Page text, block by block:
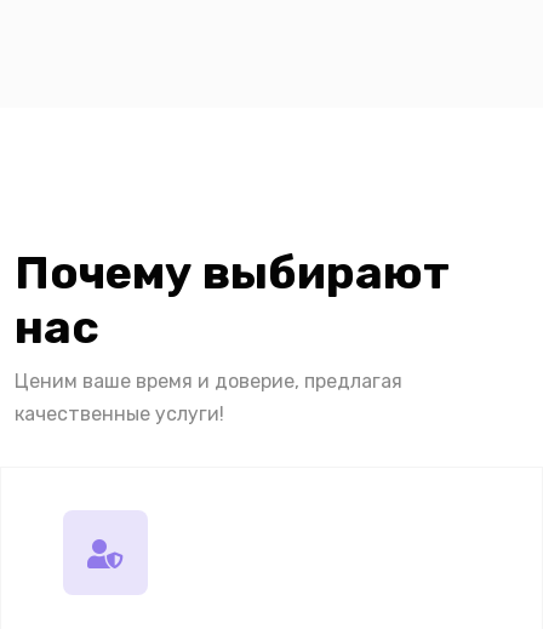
Почему выбирают
нас
Ценим ваше время и доверие, предлагая
качественные услуги!